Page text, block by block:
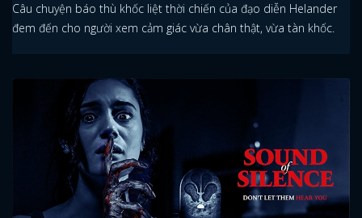
Câu chuyện báo thù khốc liệt thời chiến của đạo diễn Helander
đem đến cho người xem cảm giác vừa chân thật, vừa tàn khốc.